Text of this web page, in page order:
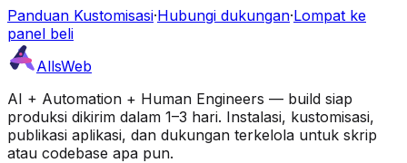
Panduan Kustomisasi·Hubungi dukungan·Lompat ke
panel beli
AllsWeb
AI + Automation + Human Engineers — build siap
produksi dikirim dalam 1–3 hari. Instalasi, kustomisasi,
publikasi aplikasi, dan dukungan terkelola untuk skrip
atau codebase apa pun.